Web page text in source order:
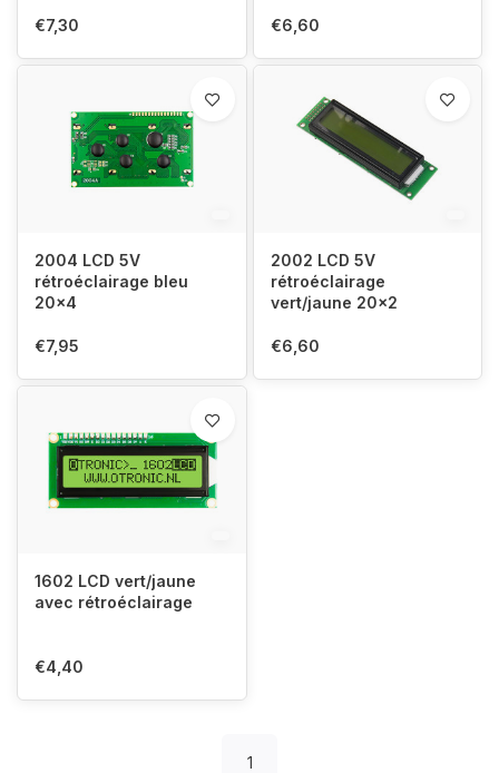
€7,30 €6,60
2004 LCD 5V
rétroéclairage bleu
20x4
€7,95
2002 LCD 5V
rétroéclairage
vert/jaune 20x2
€6,60
1602 LCD vert/jaune
avec rétroéclairage
€4,40
1